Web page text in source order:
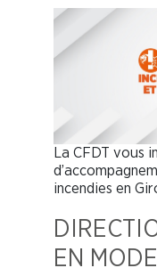
La CFDT vous
incendies en
EN